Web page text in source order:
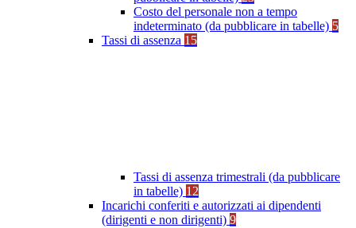
Costo del personale non a tempo
indeterminato (da pubblicare in tabelle) 5
Tassi di assenza 15
Tassi di assenza trimestrali (da pubblicare
in tabelle) 12
Incarichi conferiti e autorizzati ai dipendenti
(dirigenti e non dirigenti) 9